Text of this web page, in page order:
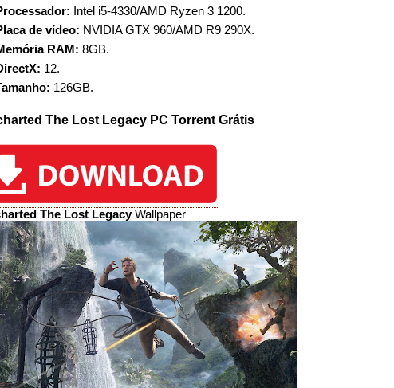
Intel i5-4330/AMD Ryzen 3 1200.
de vídeo: NVIDIA GTX 960/AMD R9 290X.
RAM: 8GB.
12.
126GB.
The Lost Legacy PC Torrent Grátis
The Lost LegacyWallpaper